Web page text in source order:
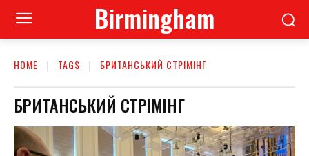
Birmingham
HOME TAGS БРИТАНСЬКИЙ СТРІМІНГ
БРИТАНСЬКИЙ СТРІМІНГ